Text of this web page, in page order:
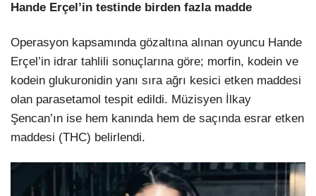
Hande Erçel’in testinde birden fazla madde
Operasyon kapsamında gözaltına alınan oyuncu Hande
Erçel’in idrar tahlili sonuçlarına göre; morfin, kodein ve
kodein glukuronidin yanı sıra ağrı kesici etken maddesi
olan parasetamol tespit edildi. Müzisyen İlkay
Şencan’ın ise hem kanında hem de saçında esrar etken
maddesi (THC) belirlendi.